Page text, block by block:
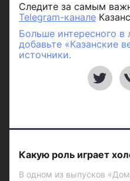
Следите за самым
Telegram-канале
Больше интересного в
добавьте «Казанские
источники.
Какую роль играет
В одном из выпусков